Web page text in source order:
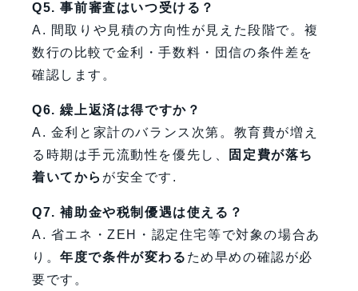
Q5. 事前審査はいつ受ける？
A. 間取りや見積の方向性が見えた段階で。複
数行の比較で金利・手数料・団信の条件差を
確認します。
Q6. 繰上返済は得ですか？
A. 金利と家計のバランス次第。教育費が増え
る時期は手元流動性を優先し、
固定費が落ち
着いてから が安全です.
Q7. 補助金や税制優遇は使える？
A. 省エネ・ZEH・認定住宅等で対象の場合あ
り。年度で条件が変わる ため早めの確認が必
要です。